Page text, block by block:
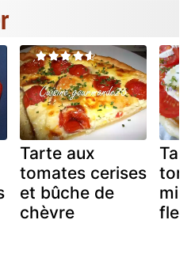
Tarte aux
tomates cerises
et bûche de
chèvre